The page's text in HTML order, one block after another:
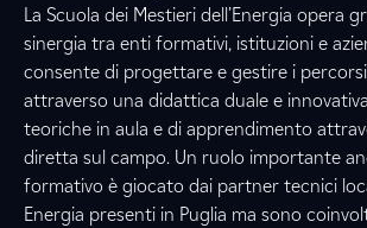
La Scuola dei Mestieri dell’Energia opera
sinergia tra enti formativi, istituzioni e
consente di progettare e gestire i
attraverso una didattica duale e
teoriche in aula e di apprendimento
diretta sul campo. Un ruolo importante
formativo è giocato dai partner tecnici
Energia presenti in Puglia ma sono